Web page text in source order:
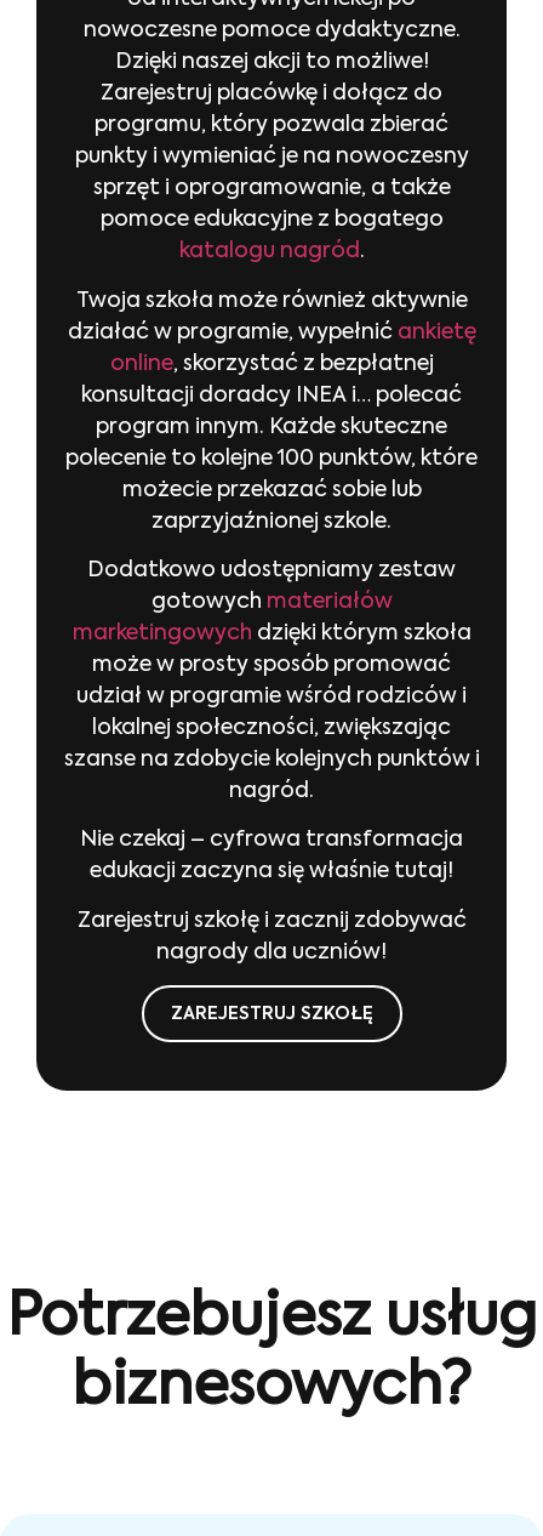
nowoczesne pomoce dydaktyczne.
Dzięki naszej akcji to możliwe!
Zarejestruj placówkę i dołącz do
programu, który pozwala zbierać
punkty i wymieniać je na nowoczesny
sprzęt i oprogramowanie, a także
pomoce edukacyjne z bogatego
katalogu nagród .
Twoja szkoła może również aktywnie
działać w programie, wypełnić ankietę
online, skorzystać z bezpłatnej
konsultacji doradcy INEA i… polecać
program innym. Każde skuteczne
polecenie to kolejne 100 punktów, które
możecie przekazać sobie lub
zaprzyjaźnionej szkole.
Dodatkowo udostępniamy zestaw
gotowych materiałów
marketingowych dzięki którym szkoła
może w prosty sposób promować
udział w programie wśród rodziców i
lokalnej społeczności, zwiększając
szanse na zdobycie kolejnych punktów i
nagród.
Nie czekaj – cyfrowa transformacja
edukacji zaczyna się właśnie tutaj!
Zarejestruj szkołę i zacznij zdobywać
nagrody dla uczniów!
ZAREJESTRUJ SZKOŁĘ
Potrzebujesz usług
biznesowych?